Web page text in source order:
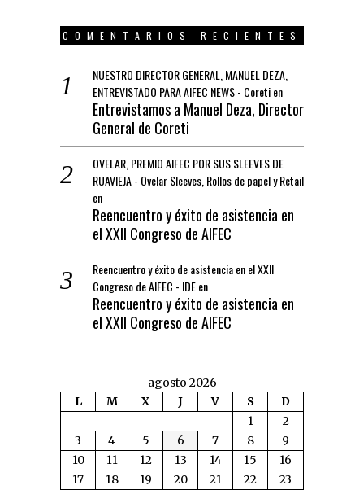
COMENTARIOS RECIENTES
NUESTRO DIRECTOR GENERAL, MANUEL DEZA,
ENTREVISTADO PARA AIFEC NEWS - Coretien
Entrevistamos a Manuel Deza, Director
General de Coreti
OVELAR, PREMIO AIFEC POR SUS SLEEVES DE
RUAVIEJA - Ovelar Sleeves, Rollos de papel y Retail
en
Reencuentro y éxito de asistencia en
el XXII Congreso de AIFEC
Reencuentro y éxito de asistencia en el XXII
Congreso de AIFEC - IDEen
Reencuentro y éxito de asistencia en
el XXII Congreso de AIFEC
agosto 2026
L
M X J V S
D
1
2
3
4 5 6 7 8
9
10
11 12 13 14 15
16
17
18 19 20 21 22
23